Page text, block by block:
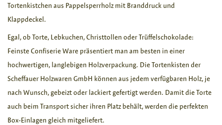
Tortenkistchen aus Pappelsperrholz mit Branddruck und
Klappdeckel.
Egal, ob Torte, Lebkuchen, Christtollen oder Trüffelschokolade:
Feinste Confiserie Ware präsentiert man am besten in einer
hochwertigen, langlebigen Holzverpackung. Die Tortenkisten der
Scheffauer Holzwaren GmbH können aus jedem verfügbaren Holz, je
nach Wunsch, gebeizt oder lackiert gefertigt werden. Damit die Torte
auch beim Transport sicher ihren Platz behält, werden die perfekten
Box-Einlagen gleich mitgeliefert.